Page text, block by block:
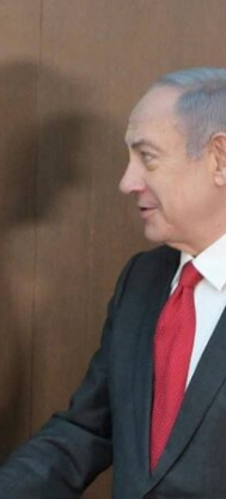
2026: Das ist
Abutbul